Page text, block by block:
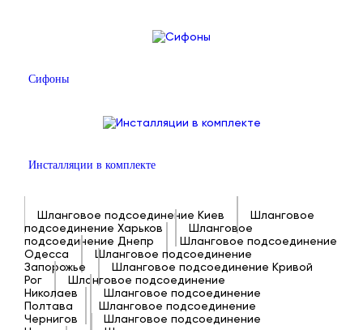
Сифоны
Инсталляции в комплекте
Шланговое подсоединение Киев
Шланговое
подсоединение Харьков
Шланговое
подсоединение Днепр
Шланговое подсоединение
Одесса
Шланговое подсоединение
Запорожье
Шланговое подсоединение Кривой
Рог
Шланговое подсоединение
Николаев
Шланговое подсоединение
Полтава
Шланговое подсоединение
Чернигов
Шланговое подсоединение